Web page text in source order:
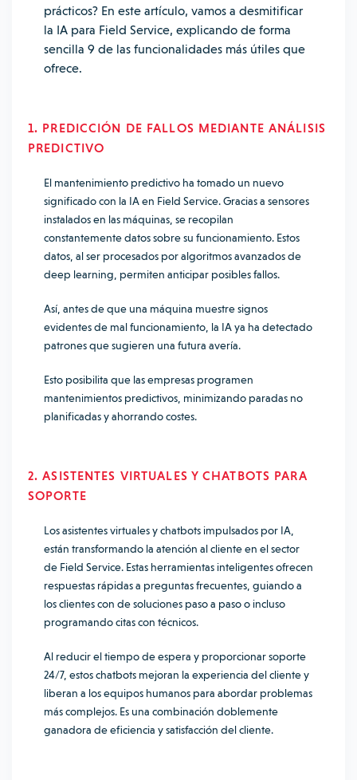
prácticos? En este artículo, vamos a desmitificar
la IA para Field Service, explicando de forma
sencilla 9 de las funcionalidades más útiles que
ofrece.
1. PREDICCIÓN DE FALLOS MEDIANTE ANÁLISIS
PREDICTIVO
El mantenimiento predictivo ha tomado un nuevo
significado con la IA en Field Service. Gracias a sensores
instalados en las máquinas, se recopilan
constantemente datos sobre su funcionamiento. Estos
datos, al ser procesados por algoritmos avanzados de
deep learning, permiten anticipar posibles fallos.
Así, antes de que una máquina muestre signos
evidentes de mal funcionamiento, la IA ya ha detectado
patrones que sugieren una futura avería.
Esto posibilita que las empresas programen
mantenimientos predictivos, minimizando paradas no
planificadas y ahorrando costes.
2. ASISTENTES VIRTUALES Y CHATBOTS PARA
SOPORTE
Los asistentes virtuales y chatbots impulsados por IA,
están transformando la atención al cliente en el sector
de Field Service. Estas herramientas inteligentes ofrecen
respuestas rápidas a preguntas frecuentes, guiando a
los clientes con de soluciones paso a paso o incluso
programando citas con técnicos.
Al reducir el tiempo de espera y proporcionar soporte
24/7, estos chatbots mejoran la experiencia del cliente y
liberan a los equipos humanos para abordar problemas
más complejos. Es una combinación doblemente
ganadora de eficiencia y satisfacción del cliente.